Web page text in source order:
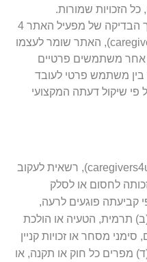
כל הזכויות שמורות.
כל משתמש פרטי עובר דרך הבדיקה של מפעיל האתר 4
הורינו (caregivers4u, 4caregivers), האתר שומר לעצמו
אחר משתמשים פרטיים
בין משתמש פרטי לעובד
פי שיקול דעתה המקצועי
אתר 4 הורינו(caregivers4u, 4caregivers), רשאית לעקוב
לחסום או לסלק
קביעתה פוגעים לרעה,
תרמית, הטעיה או הולכת
סימני מסחר או זכויות קניין
מפרים כל חוק או תקנה, או